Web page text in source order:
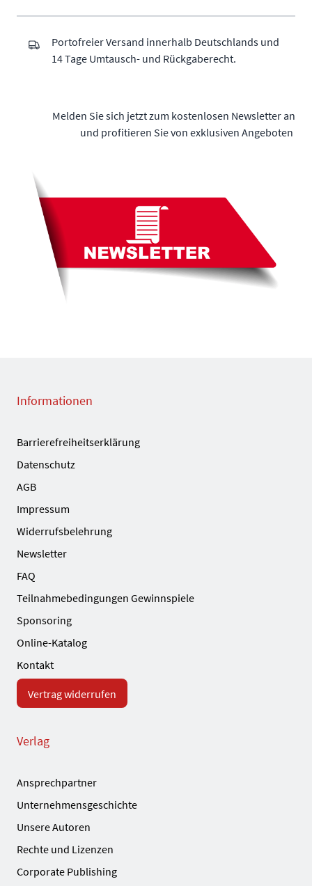
Portofreier Versand innerhalb Deutschlands und
14 Tage Umtausch- und Rückgaberecht.
Melden Sie sich jetzt zum kostenlosen Newsletter an
und profitieren Sie von exklusiven Angeboten
Informationen
Barrierefreiheitserklärung
Datenschutz
AGB
Impressum
Widerrufsbelehrung
Newsletter
FAQ
Teilnahmebedingungen Gewinnspiele
Sponsoring
Online-Katalog
Kontakt
Vertrag widerrufen
Verlag
Ansprechpartner
Unternehmensgeschichte
Unsere Autoren
Rechte und Lizenzen
Corporate Publishing